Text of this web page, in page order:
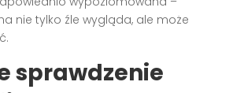
nie tylko źle wygląda, ale może
sprawdzenie